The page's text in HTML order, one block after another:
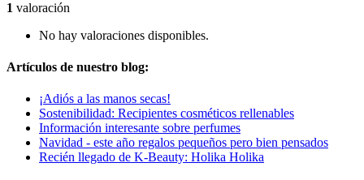
1 valoración
No hay valoraciones disponibles.
Artículos de nuestro blog:
¡Adiós a las manos secas!
Sostenibilidad: Recipientes cosméticos rellenables
Información interesante sobre perfumes
Navidad - este año regalos pequeños pero bien pensados
Recién llegado de K-Beauty: Holika Holika